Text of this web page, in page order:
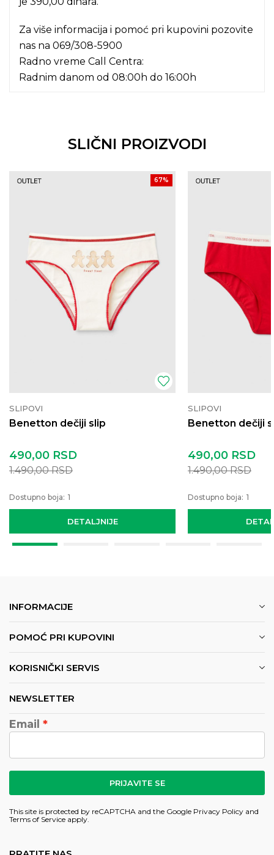
Za više informacija i pomoć pri kupovini pozovite
nas na 069/308-5900
Radno vreme Call Centra:
Radnim danom od 08:00h do 16:00h
SLIČNI PROIZVODI
67%
SLIPOVI
Benetton dečiji slip
DETALJNIJE
490,00 RSD
1.490,00RSD
Dostupno boja: 1
SLIPOVI
Benetton dečiji
490,00 RSD
1.490,00RSD
Dostupno boja: 1
INFORMACIJE
POMOĆ PRI KUPOVINI
KORISNIČKI SERVIS
NEWSLETTER
Email
PRIJAVITE SE
This site is protected by reCAPTCHA and the Google Privacy Policy and
Terms of Service apply.